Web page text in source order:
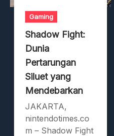
Gaming
Shadow Fight:
Dunia
Pertarungan
Siluet yang
Mendebarkan
JAKARTA,
nintendotimes.co
m – Shadow Fight